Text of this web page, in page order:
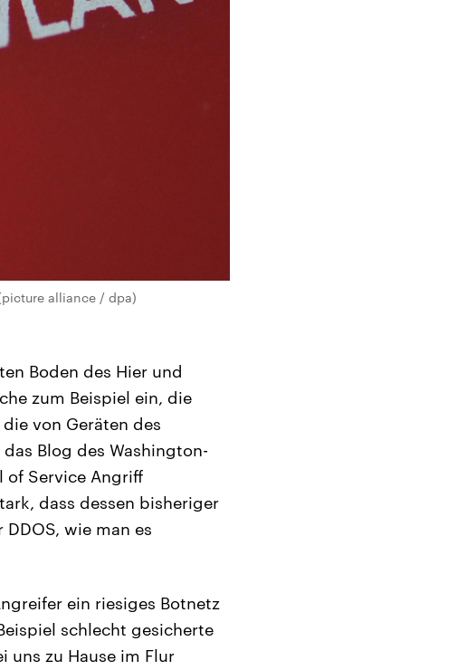
alliance / dpa)
Boden des Hier und
zum Beispiel ein, die
von Geräten des
Blog des Washington-
of Service Angriff
dass dessen bisheriger
wie man es
ein riesiges Botnetz
schlecht gesicherte
uns zu Hause im Flur